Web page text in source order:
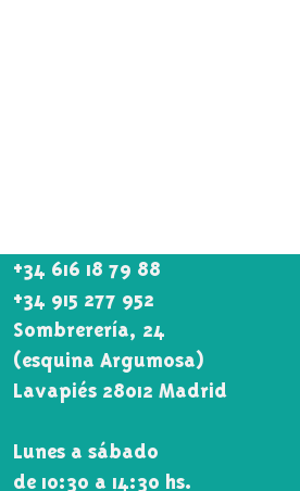
+34 616 18 79 88
+34 915 277 952
Sombrerería, 24
(esquina Argumosa)
Lavapiés 28012 Madrid
Lunes a sábado
de 10:30 a 14:30 hs.